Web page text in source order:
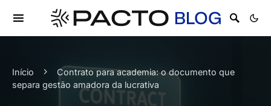
Início
Contrato para academia: o documento que
separa gestão amadora da lucrativa